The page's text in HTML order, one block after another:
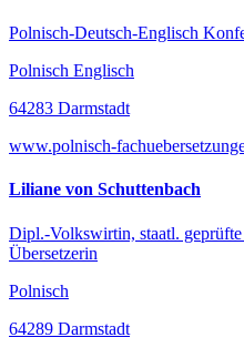
Polnisch-Deutsch-Englisch
Polnisch Englisch
64283 Darmstadt
www.polnisch-
Liliane von Schuttenbach
Dipl.-Volkswirtin, staatl.
Übersetzerin
Polnisch
64289 Darmstadt